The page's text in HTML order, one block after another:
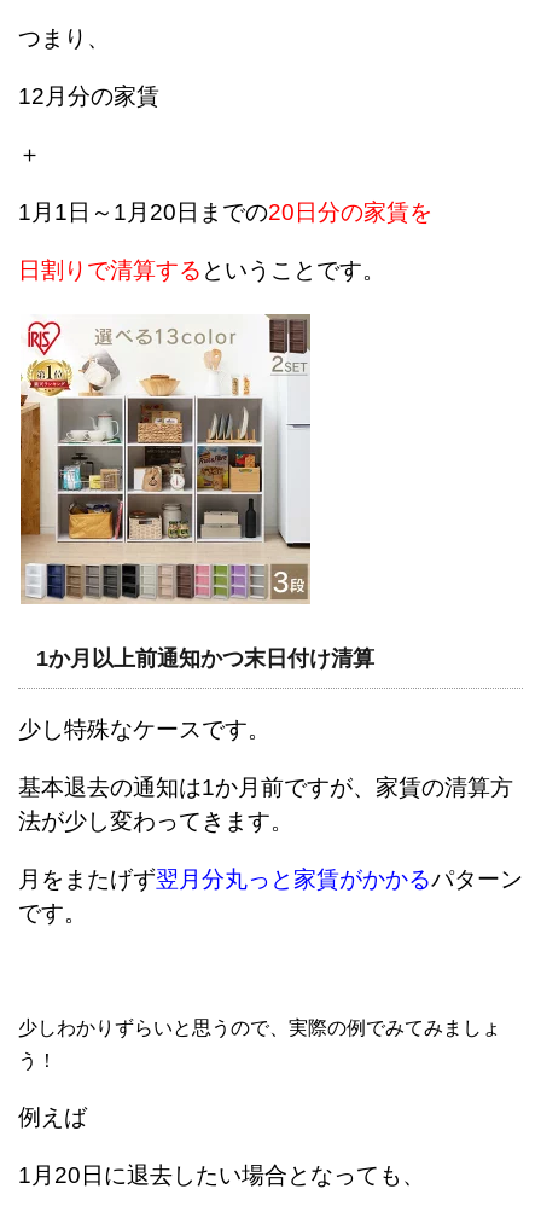
つまり、
12月分の家賃
＋
1月1日～1月20日までの20日分の家賃を
日割りで清算する ということです。
1か月以上前通知かつ末日付け清算
少し特殊なケースです。
基本退去の通知は1か月前ですが、家賃の清算方
法が少し変わってきます。
月をまたげず翌月分丸っと家賃がかかるパターン
です。
少しわかりずらいと思うので、実際の例でみてみましょ
う！
例えば
1月20日に退去したい場合となっても、